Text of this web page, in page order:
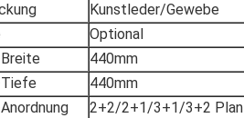
Kunstleder/Gewebe
Optional
440mm
440mm
2+2/2+1/3+1/3+2 Plan